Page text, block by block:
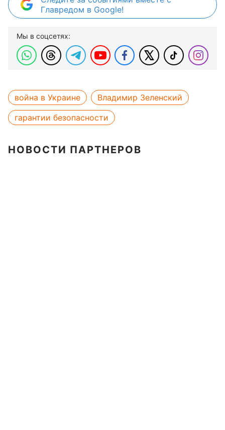
Главредом в Google!
Мы в соцсетях:
война в Украине
Владимир Зеленский
гарантии безопасности
НОВОСТИ ПАРТНЕРОВ